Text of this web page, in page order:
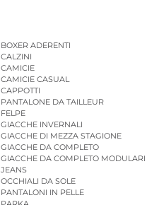
BOXER ADERENTI
CALZINI
CAMICIE
CAMICIE CASUAL
CAPPOTTI
PANTALONE DA TAILLEUR
FELPE
GIACCHE INVERNALI
GIACCHE DI MEZZA STAGIONE
GIACCHE DA COMPLETO
GIACCHE DA COMPLETO MODULARI
JEANS
OCCHIALI DA SOLE
PANTALONI IN PELLE